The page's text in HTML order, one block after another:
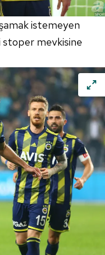
istemeyen
mevkisine